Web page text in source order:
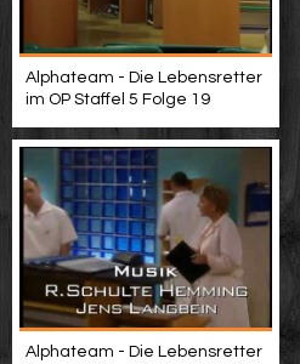
Alphateam - Die Lebensretter
im OP Staffel 5 Folge 19
Alphateam - Die Lebensretter